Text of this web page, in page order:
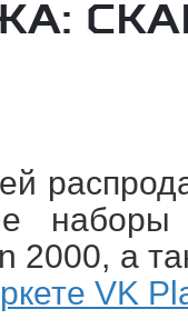
2000, а
VK